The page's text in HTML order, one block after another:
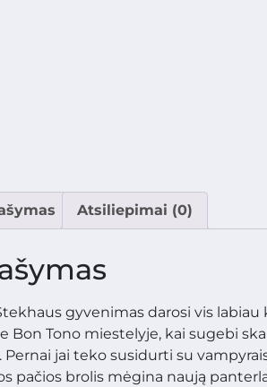
Atsiliepimai (0)
gyvenimas darosi vis
Bon Tono miestelyje, kai sugebi
Pernai jai teko susidurti su
pačios brolis mėgina naują